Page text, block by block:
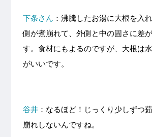
下条さん ：沸騰したお湯に大根を入
側が煮崩れて、外側と中の固さに差
す。食材にもよるのですが、大根は
がいいです。
谷井：なるほど！じっくり少しずつ
崩れしないんですね。